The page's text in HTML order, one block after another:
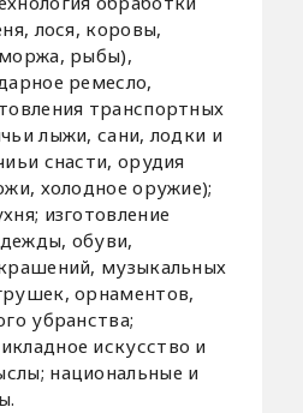
лося, коровы,
рыбы),
ремесло,
транспортных
лыжи, сани, лодки и
снасти, орудия
холодное оружие);
изготовление
обуви,
музыкальных
орнаментов,
убранства;
искусство и
национальные и